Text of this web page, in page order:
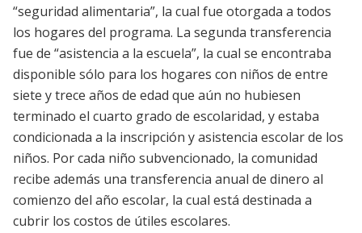
“seguridad alimentaria”, la cual fue otorgada a todos
los hogares del programa. La segunda transferencia
fue de “asistencia a la escuela”, la cual se encontraba
disponible sólo para los hogares con niños de entre
siete y trece años de edad que aún no hubiesen
terminado el cuarto grado de escolaridad, y estaba
condicionada a la inscripción y asistencia escolar de los
niños. Por cada niño subvencionado, la comunidad
recibe además una transferencia anual de dinero al
comienzo del año escolar, la cual está destinada a
cubrir los costos de útiles escolares.